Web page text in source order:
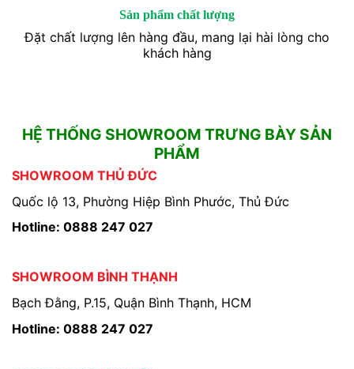
Sản phẩm chất lượng
Đặt chất lượng lên hàng đầu, mang lại hài lòng cho
khách hàng
HỆ THỐNG SHOWROOM TRƯNG BÀY SẢN
PHẨM
SHOWROOM THỦ ĐỨC
Quốc lộ 13, Phường Hiệp Bình Phước, Thủ Đức
Hotline: 0888 247 027
SHOWROOM BÌNH THẠNH
Bạch Đằng, P.15, Quận Bình Thạnh, HCM
Hotline: 0888 247 027